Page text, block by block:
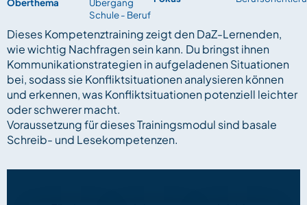
Schule - Beruf
Dieses Kompetenztraining zeigt den DaZ-Lernenden,
wie wichtig Nachfragen sein kann. Du bringst ihnen
Kommunikationstrategien in aufgeladenen Situationen
bei, sodass sie Konfliktsituationen analysieren können
und erkennen, was Konfliktsituationen potenziell leichter
oder schwerer macht.
Voraussetzung für dieses Trainingsmodul sind basale
Schreib- und Lesekompetenzen.